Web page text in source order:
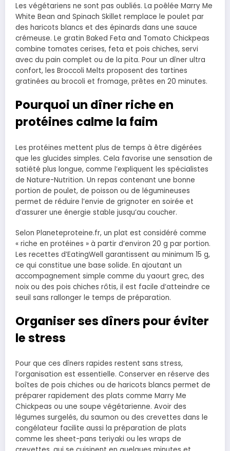
Les végétariens ne sont pas oubliés. La poêlée Marry Me
White Bean and Spinach Skillet remplace le poulet par
des haricots blancs et des épinards dans une sauce
crémeuse. Le gratin Baked Feta and Tomato Chickpeas
combine tomates cerises, feta et pois chiches, servi
avec du pain complet ou de la pita. Pour un dîner ultra
confort, les Broccoli Melts proposent des tartines
gratinées au brocoli et fromage, prêtes en 20 minutes.
Pourquoi un dîner riche en
protéines calme la faim
Les protéines mettent plus de temps à être digérées
que les glucides simples. Cela favorise une sensation de
satiété plus longue, comme l’expliquent les spécialistes
de Nature-Nutrition. Un repas contenant une bonne
portion de poulet, de poisson ou de légumineuses
permet de réduire l’envie de grignoter en soirée et
d’assurer une énergie stable jusqu’au coucher.
Selon Planeteproteine.fr, un plat est considéré comme
« riche en protéines » à partir d’environ 20 g par portion.
Les recettes d’EatingWell garantissent au minimum 15 g,
ce qui constitue une base solide. En ajoutant un
accompagnement simple comme du yaourt grec, des
noix ou des pois chiches rôtis, il est facile d’atteindre ce
seuil sans rallonger le temps de préparation.
Organiser ses dîners pour éviter
le stress
Pour que ces dîners rapides restent sans stress,
l’organisation est essentielle. Conserver en réserve des
boîtes de pois chiches ou de haricots blancs permet de
préparer rapidement des plats comme Marry Me
Chickpeas ou une soupe végétarienne. Avoir des
légumes surgelés, du saumon ou des crevettes dans le
congélateur facilite aussi la préparation de plats
comme les sheet-pans teriyaki ou les wraps de